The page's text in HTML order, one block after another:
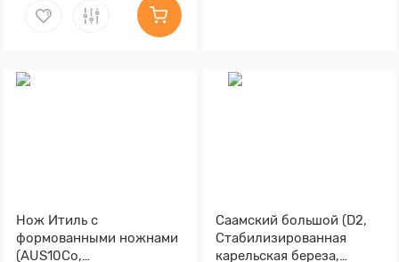
Нож Итиль с
формованными ножнами
(AUS10Co,
Саамский большой (D2,
Стабилизированная
карельская береза,